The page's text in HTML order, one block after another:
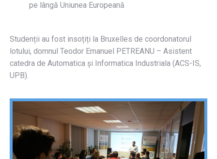
pe lângă Uniunea Europeană
Studenții au fost insoțiți la Bruxelles de coordonatorul
lotului, domnul Teodor Emanuel PETREANU – Asistent
catedra de Automatica și Informatica Industriala (ACS-IS,
UPB).